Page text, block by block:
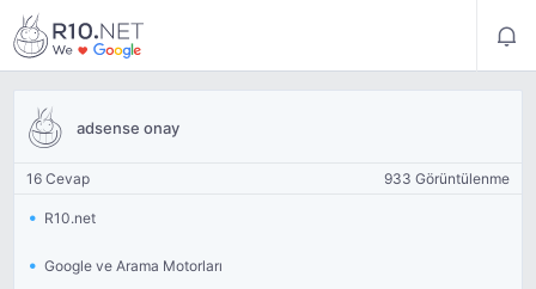
adsense onay
16 Cevap 933 Görüntülenme
R10.net
Google ve Arama Motorları